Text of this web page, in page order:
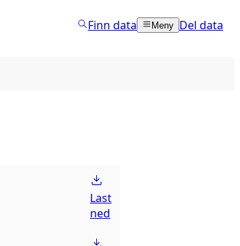
Finn data Meny Del data
Last
ned